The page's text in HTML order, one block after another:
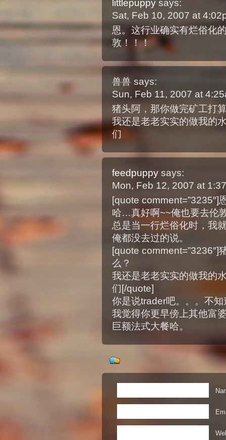
littlepuppy says:
Sat, Feb 10, 2007 at
恩。这行业确实有烂俗化
敦！！！
兽兽 says:
Sun, Feb 11, 2007 at
猪头阿，那你做完矿工打
我还是老老实实的做我的
们
feedpuppy says:
Mon, Feb 12, 2007 at
[quote
哈…真好啊~~俺也要去伦
总是当一行烂俗化时，我
俺都没去过的说。
[quote comment=”3236″]
么？
我还是老老实实的做我的
们[/quote]
你是说trader吧。。。不
我觉得你更早傍上其他富
巨额法式大餐哈。